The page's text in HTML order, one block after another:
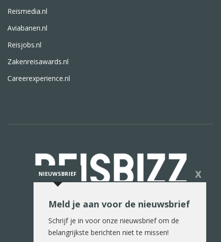
Reismedia.nl
Aviabanen.nl
Reisjobs.nl
Zakenreisawards.nl
Careerexperience.nl
De reiswereld in woord en beeld
NIEUWSBRIEF X
Meld je aan voor de nieuwsbrief
Schrijf je in voor onze nieuwsbrief om de
belangrijkste berichten niet te missen!